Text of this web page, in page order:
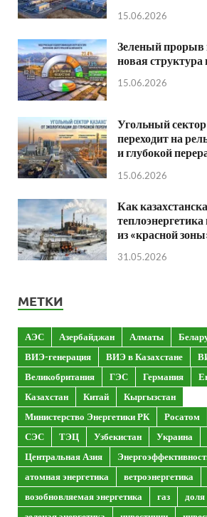
15.06.2026
Зеленый прорыв
новая структура
15.06.2026
Угольный
переходит на
и глубокой
15.06.2026
Как
из «красной
31.05.2026
МЕТКИ
АЭС Азербайджан Алматы
ВИЭ-генерация
ВИЭ в Казахстане
Великобритания
ГЭС Германия
Казахстан
Китай
Кыргызстан
Министерство Энергетики РК
Росатом
СЭС
ТЭЦ Узбекистан Украина
Центральная Азия
атомная энергетика
ветроэнергетика
возобновляемая энергетика
газ